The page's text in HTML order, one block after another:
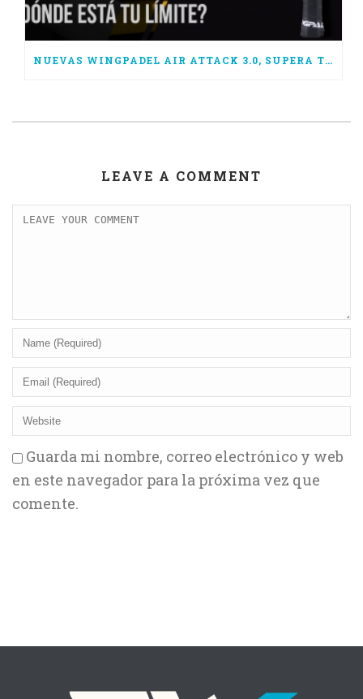
NUEVAS WINGPADEL AIR ATTACK 3.0, SUPERA TUS LÍMITES
LEAVE A COMMENT
Guarda mi nombre, correo electrónico y web
en este navegador para la próxima vez que
comente.